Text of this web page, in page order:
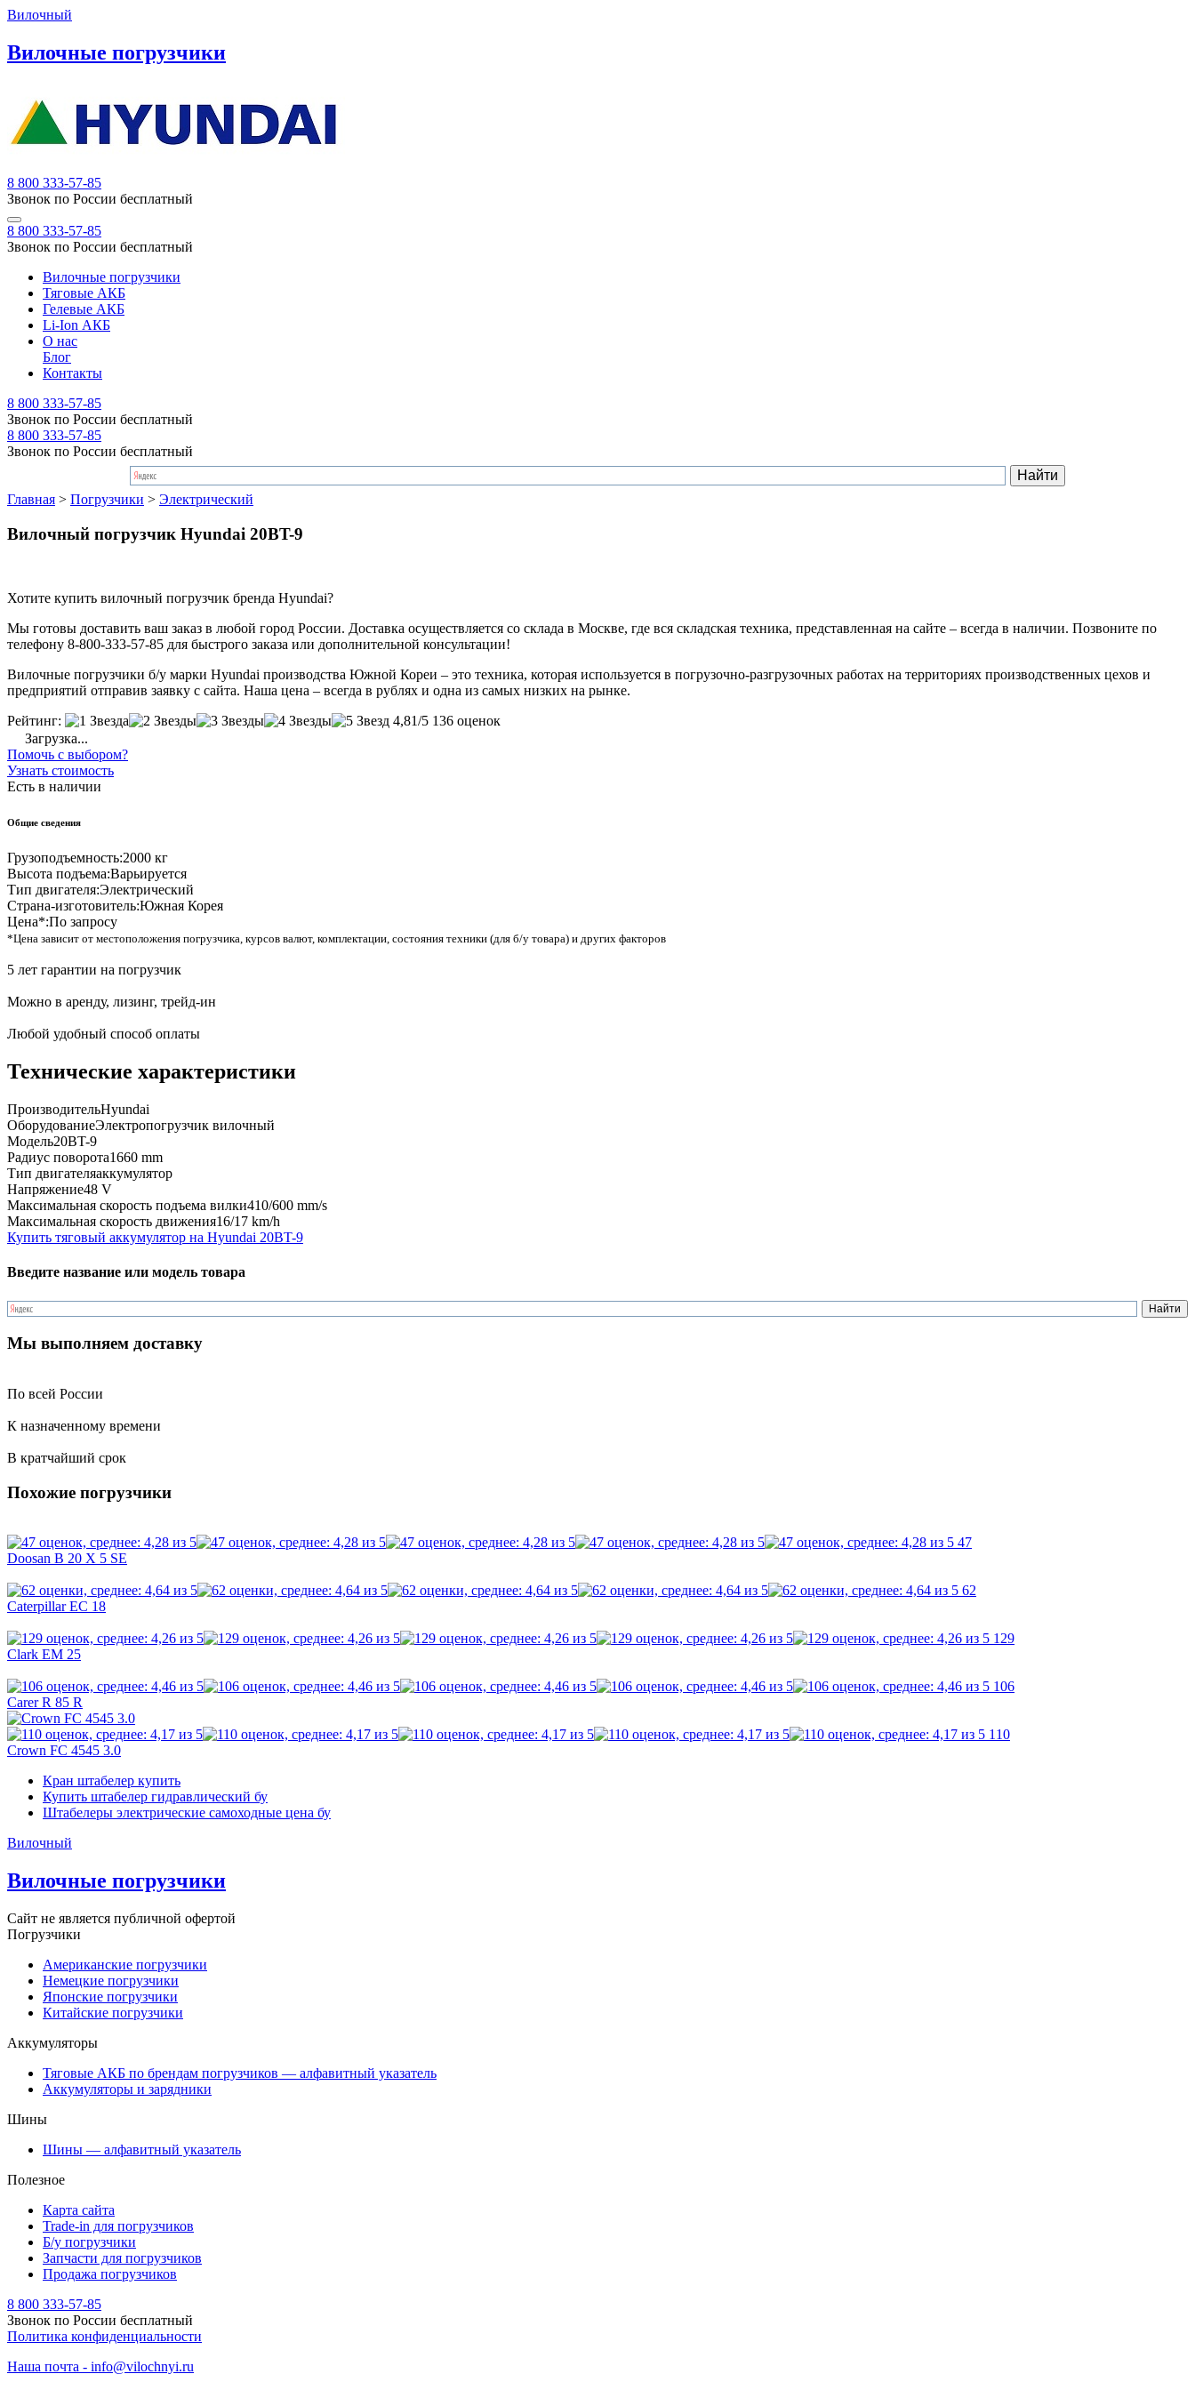
Вилочный
Вилочные погрузчики
8 800 333-57-85
Звонок по России бесплатный
8 800 333-57-85
Звонок по России бесплатный
Вилочные погрузчики
Тяговые АКБ
Гелевые АКБ
Li-Ion АКБ
О нас
Блог
Контакты
8 800 333-57-85
Звонок по России бесплатный
8 800 333-57-85
Звонок по России бесплатный
Главная > Погрузчики > Электрический
Вилочный погрузчик Hyundai 20BT-9
Хотите купить вилочный погрузчик бренда Hyundai?
Мы готовы доставить ваш заказ в любой город России. Доставка осуществляется со склада в Москве, где вся складская техника, представленная на сайте – всегда в наличии. Позвоните по
телефону 8-800-333-57-85 для быстрого заказа или дополнительной консультации!
Вилочные погрузчики б/у марки Hyundai производства Южной Кореи – это техника, которая используется в погрузочно-разгрузочных работах на территориях производственных цехов и
предприятий отправив заявку с сайта. Наша цена – всегда в рублях и одна из самых низких на рынке.
Рейтинг:
4,81/5 136 оценок
Загрузка...
Помочь с выбором?
Узнать стоимость
Есть в наличии
Общие сведения
Грузоподъемность:2000 кг
Высота подъема:Варьируется
Тип двигателя:Электрический
Страна-изготовитель:Южная Корея
Цена*:По запросу
*Цена зависит от местоположения погрузчика, курсов валют, комплектации, состояния техники (для б/у товара) и других факторов
5 лет гарантии на погрузчик
Можно в аренду, лизинг, трейд-ин
Любой удобный способ оплаты
Технические характеристики
ПроизводительHyundai
ОборудованиеЭлектропогрузчик вилочный
Модель20BT-9
Радиус поворота1660 mm
Тип двигателяаккумулятор
Напряжение48 V
Максимальная скорость подъема вилки410/600 mm/s
Максимальная скорость движения16/17 km/h
Купить тяговый аккумулятор на Hyundai 20BT-9
Введите название или модель товара
Мы выполняем доставку
По всей России
К назначенному времени
В кратчайший срок
Похожие погрузчики
47
Doosan B 20 X 5 SE
62
Caterpillar EC 18
129
Clark EM 25
106
Carer R 85 R
110
Crown FC 4545 3.0
Кран штабелер купить
Купить штабелер гидравлический бу
Штабелеры электрические самоходные цена бу
Вилочный
Вилочные погрузчики
Сайт не является публичной офертой
Погрузчики
Американские погрузчики
Немецкие погрузчики
Японские погрузчики
Китайские погрузчики
Аккумуляторы
Тяговые АКБ по брендам погрузчиков — алфавитный указатель
Аккумуляторы и зарядники
Шины
Шины — алфавитный указатель
Полезное
Карта сайта
Trade-in для погрузчиков
Б/у погрузчики
Запчасти для погрузчиков
Продажа погрузчиков
8 800 333-57-85
Звонок по России бесплатный
Политика конфиденциальности
Наша почта - info@vilochnyi.ru